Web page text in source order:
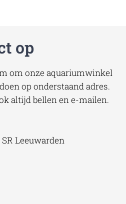
op
om onze aquariumwinkel
op onderstaand adres.
altijd bellen en e-mailen.
Leeuwarden